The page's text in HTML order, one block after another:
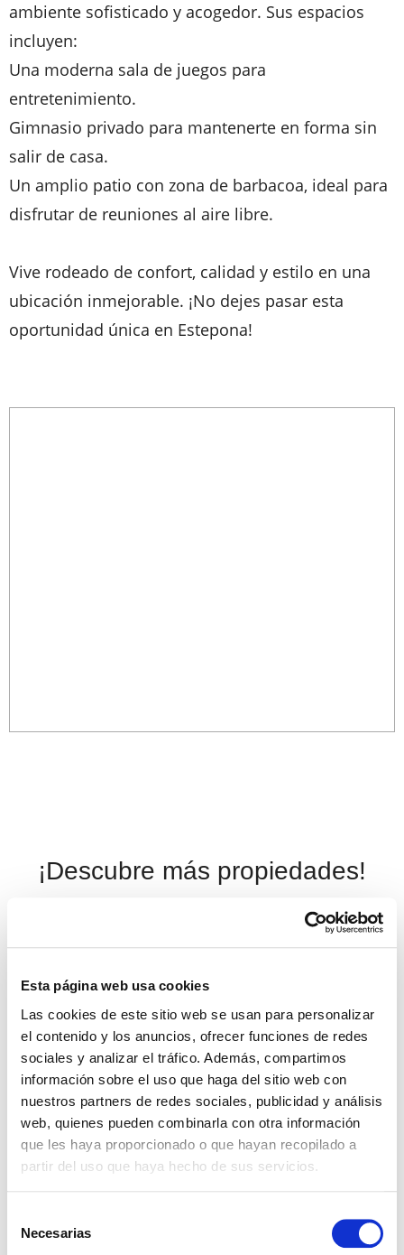
Esta página web usa cookies
Las cookies de este sitio web se usan para personalizar
el contenido y los anuncios, ofrecer funciones de redes
sociales y analizar el tráfico. Además, compartimos
información sobre el uso que haga del sitio web con
nuestros partners de redes sociales, publicidad y análisis
web, quienes pueden combinarla con otra información
que les haya proporcionado o que hayan recopilado a
partir del uso que haya hecho de sus servicios.
Necesarias
ambiente sofisticado y acogedor. Sus espacios
incluyen:
Una moderna sala de juegos para
entretenimiento.
Gimnasio privado para mantenerte en forma sin
salir de casa.
Un amplio patio con zona de barbacoa, ideal para
disfrutar de reuniones al aire libre.
Vive rodeado de confort, calidad y estilo en una
ubicación inmejorable. ¡No dejes pasar esta
oportunidad única en Estepona!
¡Descubre más propiedades!
REF: 02718